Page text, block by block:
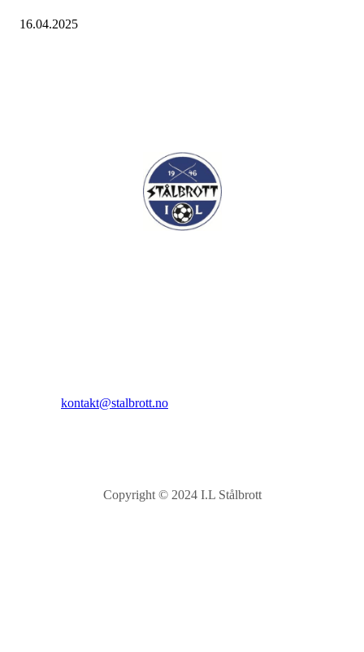
16.04.2025
kontakt@stalbrott.no
Copyright © 2024 I.L Stålbrott